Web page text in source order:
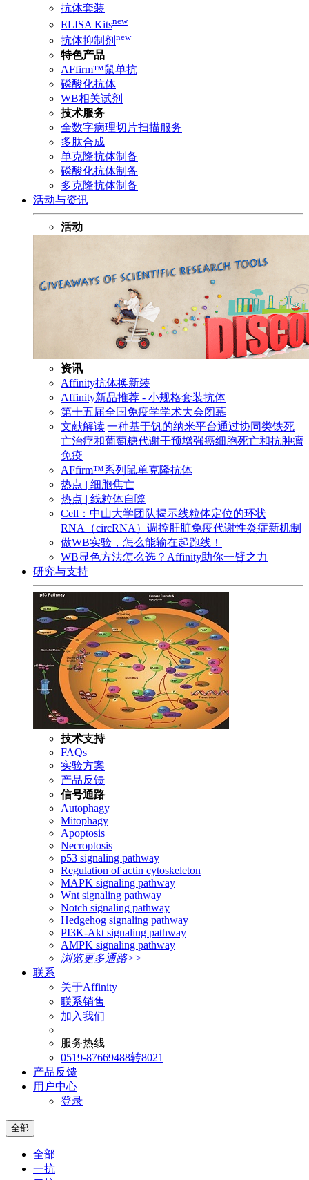
抗体套装
ELISA Kitsnew
抗体抑制剂 new
特色产品
AFfirm™鼠单抗
磷酸化抗体
WB相关试剂
技术服务
全数字病理切片扫描服务
多肽合成
单克隆抗体制备
磷酸化抗体制备
多克隆抗体制备
活动与资讯
活动
资讯
Affinity抗体换新装
Affinity新品推荐 - 小规格套装抗体
第十五届全国免疫学学术大会闭幕
文献解读|一种基于钒的纳米平台通过协同类铁死
亡治疗和葡萄糖代谢干预增强癌细胞死亡和抗肿瘤
免疫
AFfirm™系列鼠单克隆抗体
热点 | 细胞焦亡
热点 | 线粒体自噬
Cell：中山大学团队揭示线粒体定位的环状
RNA（circRNA）调控肝脏免疫代谢性炎症新机制
做WB实验，怎么能输在起跑线！
WB显色方法怎么选？Affinity助你一臂之力
研究与支持
技术支持
FAQs
实验方案
产品反馈
信号通路
Autophagy
Mitophagy
Apoptosis
Necroptosis
p53 signaling pathway
Regulation of actin cytoskeleton
MAPK signaling pathway
Wnt signaling pathway
Notch signaling pathway
Hedgehog signaling pathway
PI3K-Akt signaling pathway
AMPK signaling pathway
浏览更多通路>>
联系
关于Affinity
联系销售
加入我们
服务热线
0519-87669488转8021
产品反馈
用户中心
登录
全部
全部
一抗